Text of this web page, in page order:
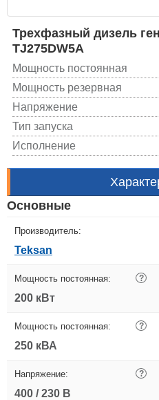
Трехфазный дизель
TJ275DW5A
Мощность постоянная
Мощность резервная
Напряжение
Тип запуска
Исполнение
Основные
Производитель:
Teksan
Мощность постоянная: ?
200 кВт
Мощность постоянная: ?
250 кВА
Напряжение: ?
400 / 230 В